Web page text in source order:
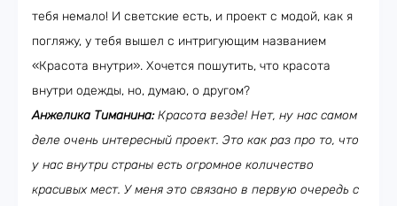
тебя немало! И светские есть, и проект с модой, как я
погляжу, у тебя вышел с интригующим названием
«Красота внутри». Хочется пошутить, что красота
внутри одежды, но, думаю, о другом?
Анжелика Тиманина:Красота везде! Нет, ну нас самом
деле очень интересный проект. Это как раз про то, что
у нас внутри страны есть огромное количество
красивых мест. У меня это связано в первую очередь с